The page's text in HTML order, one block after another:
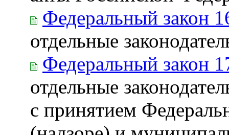
Федеральный закон
отдельные
Федеральный закон
отдельные
с принятием